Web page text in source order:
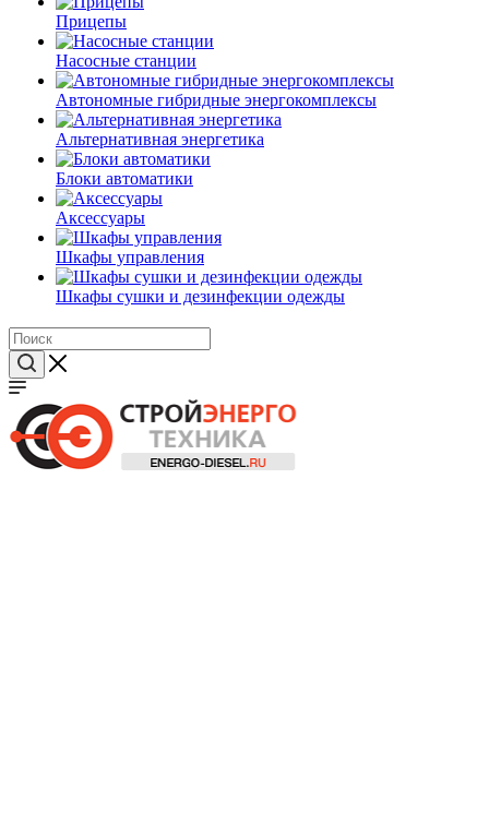
Прицепы
Насосные станции
Автономные гибридные энергокомплексы
Альтернативная энергетика
Блоки автоматики
Аксессуары
Шкафы управления
Шкафы сушки и дезинфекции одежды